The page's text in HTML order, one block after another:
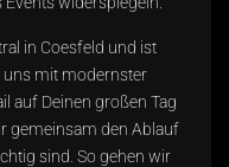
in Coesfeld und ist
uns mit modernster
auf Deinen großen Tag
gemeinsam den Ablauf
sind. So gehen wir